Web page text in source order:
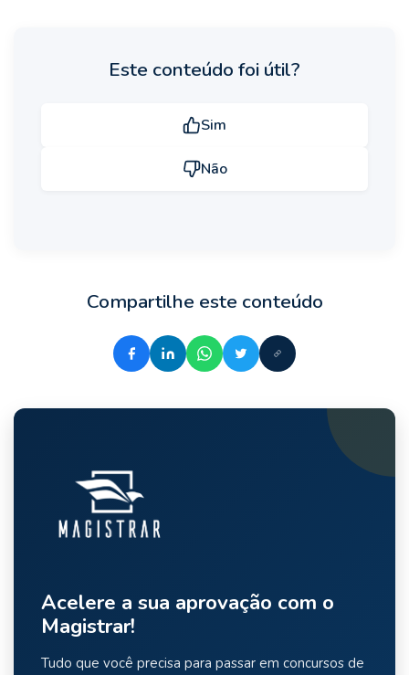
Este conteúdo foi útil?
Sim
Não
Compartilhe este conteúdo
Acelere a sua aprovação com o
Magistrar!
Tudo que você precisa para passar em concursos de